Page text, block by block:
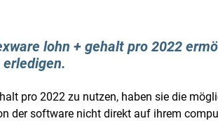
lohn + gehalt pro 2022
pro 2022 zu nutzen, haben sie die
der software nicht direkt auf ihrem